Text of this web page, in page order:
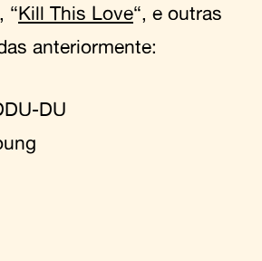
“Kill This Love“, e outras
anteriormente:
DU